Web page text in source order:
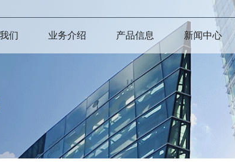
们 业务介绍 产品信息 新闻中心